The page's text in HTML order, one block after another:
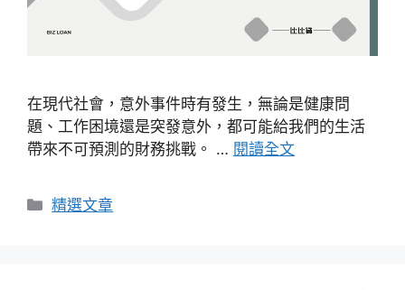
在現代社會，意外事件時有發生，無論是健康問
題、工作困境還是突發意外，都可能給我們的生活
帶來不可預測的財務挑戰。 … 閱讀全文
分
精選文章